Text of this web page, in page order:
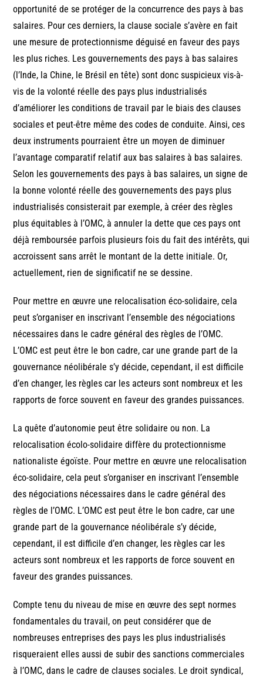
opportunité de se protéger de la concurrence des pays à bas
salaires. Pour ces derniers, la clause sociale s’avère en fait
une mesure de protectionnisme déguisé en faveur des pays
les plus riches. Les gouvernements des pays à bas salaires
(l’Inde, la Chine, le Brésil en tête) sont donc suspicieux vis-à-
vis de la volonté réelle des pays plus industrialisés
d’améliorer les conditions de travail par le biais des clauses
sociales et peut-être même des codes de conduite. Ainsi, ces
deux instruments pourraient être un moyen de diminuer
l’avantage comparatif relatif aux bas salaires à bas salaires.
Selon les gouvernements des pays à bas salaires, un signe de
la bonne volonté réelle des gouvernements des pays plus
industrialisés consisterait par exemple, à créer des règles
plus équitables à l’OMC, à annuler la dette que ces pays ont
déjà remboursée parfois plusieurs fois du fait des intérêts, qui
accroissent sans arrêt le montant de la dette initiale. Or,
actuellement, rien de significatif ne se dessine.
Pour mettre en œuvre une relocalisation éco-solidaire, cela
peut s’organiser en inscrivant l’ensemble des négociations
nécessaires dans le cadre général des règles de l’OMC.
L’OMC est peut être le bon cadre, car une grande part de la
gouvernance néolibérale s’y décide, cependant, il est difficile
d’en changer, les règles car les acteurs sont nombreux et les
rapports de force souvent en faveur des grandes puissances.
La quête d’autonomie peut être solidaire ou non. La
relocalisation écolo-solidaire diffère du protectionnisme
nationaliste égoïste. Pour mettre en œuvre une relocalisation
éco-solidaire, cela peut s’organiser en inscrivant l’ensemble
des négociations nécessaires dans le cadre général des
règles de l’OMC. L’OMC est peut être le bon cadre, car une
grande part de la gouvernance néolibérale s’y décide,
cependant, il est difficile d’en changer, les règles car les
acteurs sont nombreux et les rapports de force souvent en
faveur des grandes puissances.
Compte tenu du niveau de mise en œuvre des sept normes
fondamentales du travail, on peut considérer que de
nombreuses entreprises des pays les plus industrialisés
risqueraient elles aussi de subir des sanctions commerciales
à l’OMC, dans le cadre de clauses sociales. Le droit syndical,